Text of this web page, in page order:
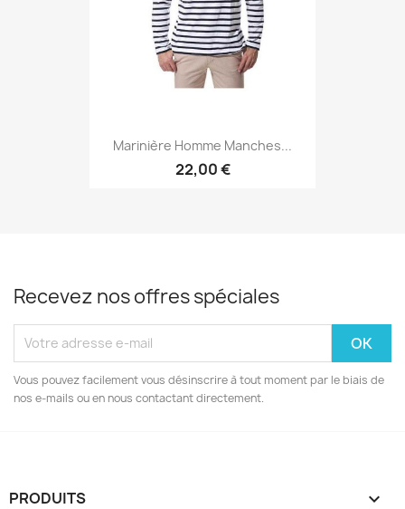
Marinière Homme Manches...
22,00 €
Recevez nos offres spéciales
Vous pouvez facilement vous désinscrire à tout moment par le biais de
nos e-mails ou en nous contactant directement.
PRODUITS 